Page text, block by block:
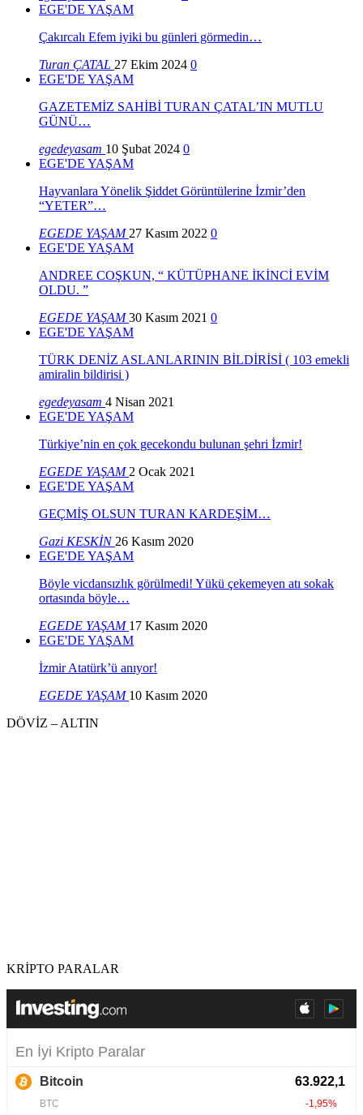
EGE'DE YAŞAM
Çakırcalı Efem iyiki bu günleri görmedin…
Turan ÇATAL 27 Ekim 2024 0
EGE'DE YAŞAM
GAZETEMİZ SAHİBİ TURAN ÇATAL’IN MUTLU
GÜNÜ…
egedeyasam 10 Şubat 2024 0
EGE'DE YAŞAM
Hayvanlara Yönelik Şiddet Görüntülerine İzmir’den
“YETER”…
EGEDE YAŞAM 27 Kasım 2022 0
EGE'DE YAŞAM
ANDREE COŞKUN, “ KÜTÜPHANE İKİNCİ EVİM
OLDU. ”
EGEDE YAŞAM30 Kasım 2021 0
EGE'DE YAŞAM
TÜRK DENİZ ASLANLARININ BİLDİRİSİ ( 103 emekli
amiralin bildirisi )
egedeyasam 4 Nisan 2021
EGE'DE YAŞAM
Türkiye’nin en çok gecekondu bulunan şehri İzmir!
EGEDE YAŞAM 2 Ocak 2021
EGE'DE YAŞAM
GEÇMİŞ OLSUN TURAN KARDEŞİM…
Gazi KESKİN 26 Kasım 2020
EGE'DE YAŞAM
Böyle vicdansızlık görülmedi! Yükü çekemeyen atı sokak
ortasında böyle…
EGEDE YAŞAM 17 Kasım 2020
EGE'DE YAŞAM
İzmir Atatürk’ü anıyor!
EGEDE YAŞAM 10 Kasım 2020
DÖVİZ – ALTIN
KRİPTO PARALAR